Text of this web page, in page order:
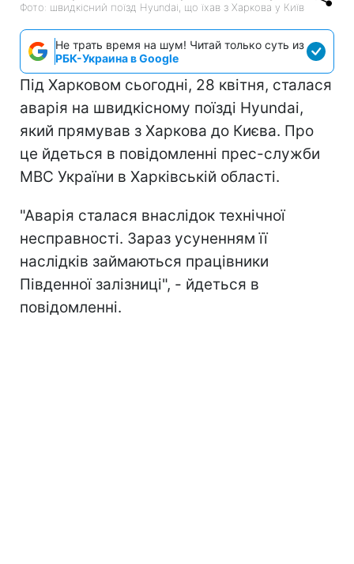
Фото: швидкісний поїзд Hyundai, що їхав з Харкова у Київ
Не трать время на шум! Читай только суть из
РБК-Украина в Google
Під Харковом сьогодні, 28 квітня, сталася
аварія на швидкісному поїзді Hyundai,
який прямував з Харкова до Києва. Про
це йдеться в повідомленні прес-служби
МВС України в Харківській області.
"Аварія сталася внаслідок технічної
несправності. Зараз усуненням її
наслідків займаються працівники
Південної залізниці", - йдеться в
повідомленні.